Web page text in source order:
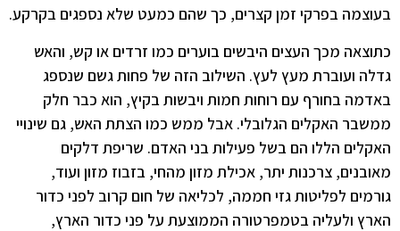
בעוצמה בפרקי זמן קצרים, כך שהם כמעט שלא נספגים בקרקע.
כתוצאה מכך העצים היבשים בוערים כמו זרדים או קש, והאש
גדלה ועוברת מעץ לעץ. השילוב הזה של פחות גשם שנספג
באדמה בחורף עם רוחות חמות ויבשות בקיץ, הוא כבר חלק
ממשבר האקלים הגלובלי. אבל ממש כמו הצתת האש, גם שינויי
האקלים הללו הם בשל פעילות בני האדם. שריפת דלקים
מאובנים, צרכנות יתר, אכילת מזון מהחי, בזבוז מזון ועוד,
גורמים לפליטות גזי חממה, לכליאה של חום קרוב לפני כדור
הארץ ולעליה בטמפרטורה הממוצעת על פני כדור הארץ,